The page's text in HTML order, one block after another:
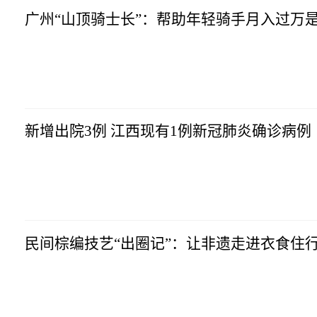
广州“山顶骑士长”：帮助年轻骑手月入过万
新增出院3例 江西现有1例新冠肺炎确诊病例
民间棕编技艺“出圈记”：让非遗走进衣食住